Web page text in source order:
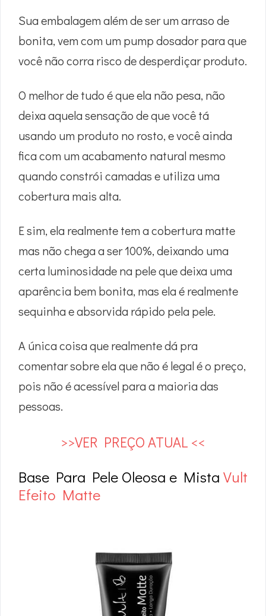
Sua embalagem além de ser um arraso de
bonita, vem com um pump dosador para que
você não corra risco de desperdiçar produto.
O melhor de tudo é que ela não pesa, não
deixa aquela sensação de que você tá
usando um produto no rosto, e você ainda
fica com um acabamento natural mesmo
quando constrói camadas e utiliza uma
cobertura mais alta.
E sim, ela realmente tem a cobertura matte
mas não chega a ser 100%, deixando uma
certa luminosidade na pele que deixa uma
aparência bem bonita, mas ela é realmente
sequinha e absorvida rápido pela pele.
A única coisa que realmente dá pra
comentar sobre ela que não é legal é o preço,
pois não é acessível para a maioria das
pessoas.
>>VER PREÇO ATUAL <<
Base Para Pele Oleosa e Mista Vult
Efeito Matte